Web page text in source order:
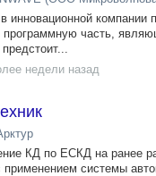
инновационной компании
часть,
недели назад
КД по ЕСКД на ранее
применением системы